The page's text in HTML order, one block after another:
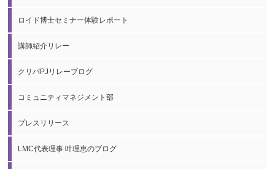
ロイド博士セミナー体験レポート
講師紹介リレー
クリパPJリレーブログ
コミュニティマネジメント部
プレスリリース
LMC代表理事 叶理恵のブログ